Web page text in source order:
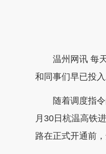
温州网讯 每天
和同事们早已投
随着调度指令
月30日杭温高铁
路在正式开通前